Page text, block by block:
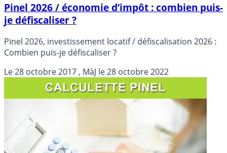
Pinel 2026 / économie d’impôt : combien puis-
je défiscaliser ?
Pinel 2026, investissement locatif / défiscalisation 2026 :
Combien puis-je défiscaliser ?
Le28 octobre 2017 , MàJ le28 octobre 2022